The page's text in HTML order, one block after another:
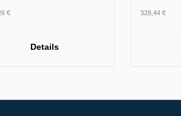
Preis:
€
Details
328,44 €